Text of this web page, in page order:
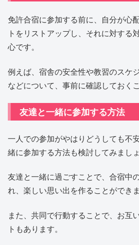
免許合宿に参加する前に、自分が心
トをリストアップし、それに対する
心です。
例えば、宿舎の安全性や教習のスケ
などについて、事前に確認しておく
友達と一緒に参加する方法
一人での参加がやはりどうしても不
緒に参加する方法も検討してみましょ
友達と一緒に過ごすことで、合宿中
れ、楽しい思い出を作ることができま
また、共同で行動することで、お互
トもあります。